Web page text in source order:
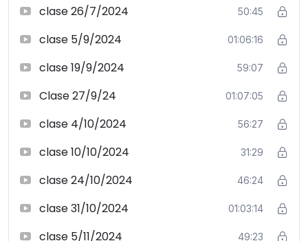
clase 26/7/2024 50:45
clase 5/9/2024 01:06:16
clase 19/9/2024 59:07
Clase 27/9/24 01:07:05
clase 4/10/2024 56:27
clase 10/10/2024 31:29
clase 24/10/2024 46:24
clase 31/10/2024 01:03:14
clase 5/11/2024 49:23